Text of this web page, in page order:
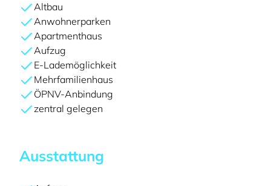
Altbau
Anwohnerparken
Apartmenthaus
Aufzug
E-Lademöglichkeit
Mehrfamilienhaus
ÖPNV-Anbindung
zentral gelegen
Ausstattung